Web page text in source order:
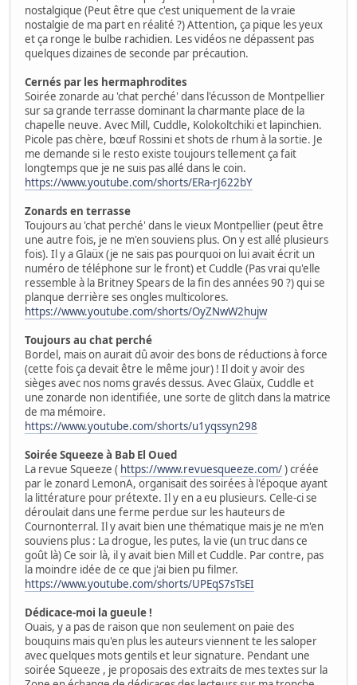
nostalgique (Peut être que c'est uniquement de la vraie
nostalgie de ma part en réalité ?) Attention, ça pique les yeux
et ça ronge le bulbe rachidien. Les vidéos ne dépassent pas
quelques dizaines de seconde par précaution.
Cernés par les hermaphrodites
Soirée zonarde au 'chat perché' dans l'écusson de Montpellier
sur sa grande terrasse dominant la charmante place de la
chapelle neuve. Avec Mill, Cuddle, Kolokoltchiki et lapinchien.
Picole pas chère, bœuf Rossini et shots de rhum à la sortie. Je
me demande si le resto existe toujours tellement ça fait
longtemps que je ne suis pas allé dans le coin.
https://www.youtube.com/shorts/ERa-rJ622bY
Zonards en terrasse
Toujours au 'chat perché' dans le vieux Montpellier (peut être
une autre fois, je ne m'en souviens plus. On y est allé plusieurs
fois). Il y a Glaüx (je ne sais pas pourquoi on lui avait écrit un
numéro de téléphone sur le front) et Cuddle (Pas vrai qu'elle
ressemble à la Britney Spears de la fin des années 90 ?) qui se
planque derrière ses ongles multicolores.
https://www.youtube.com/shorts/OyZNwW2hujw
Toujours au chat perché
Bordel, mais on aurait dû avoir des bons de réductions à force
(cette fois ça devait être le même jour) ! Il doit y avoir des
sièges avec nos noms gravés dessus. Avec Glaüx, Cuddle et
une zonarde non identifiée, une sorte de glitch dans la matrice
de ma mémoire.
https://www.youtube.com/shorts/u1yqssyn298
Soirée Squeeze à Bab El Oued
La revue Squeeze ( https://www.revuesqueeze.com/) créée
par le zonard LemonA, organisait des soirées à l'époque ayant
la littérature pour prétexte. Il y en a eu plusieurs. Celle-ci se
déroulait dans une ferme perdue sur les hauteurs de
Cournonterral. Il y avait bien une thématique mais je ne m'en
souviens plus : La drogue, les putes, la vie (un truc dans ce
goût là) Ce soir là, il y avait bien Mill et Cuddle. Par contre, pas
la moindre idée de ce que j'ai bien pu filmer.
https://www.youtube.com/shorts/UPEqS7sTsEI
Dédicace-moi la gueule !
Ouais, y a pas de raison que non seulement on paie des
bouquins mais qu'en plus les auteurs viennent te les saloper
avec quelques mots gentils et leur signature. Pendant une
soirée Squeeze , je proposais des extraits de mes textes sur la